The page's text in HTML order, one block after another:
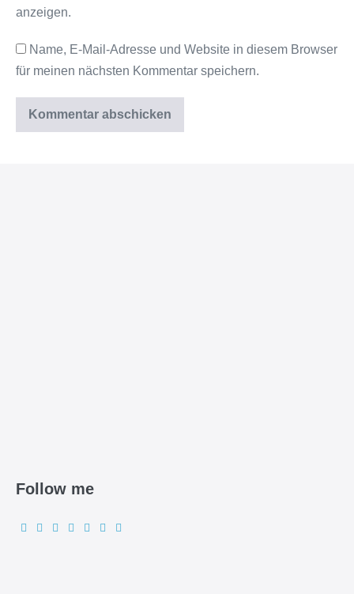
anzeigen.
Name, E-Mail-Adresse und Website in diesem Browser
für meinen nächsten Kommentar speichern.
Follow me